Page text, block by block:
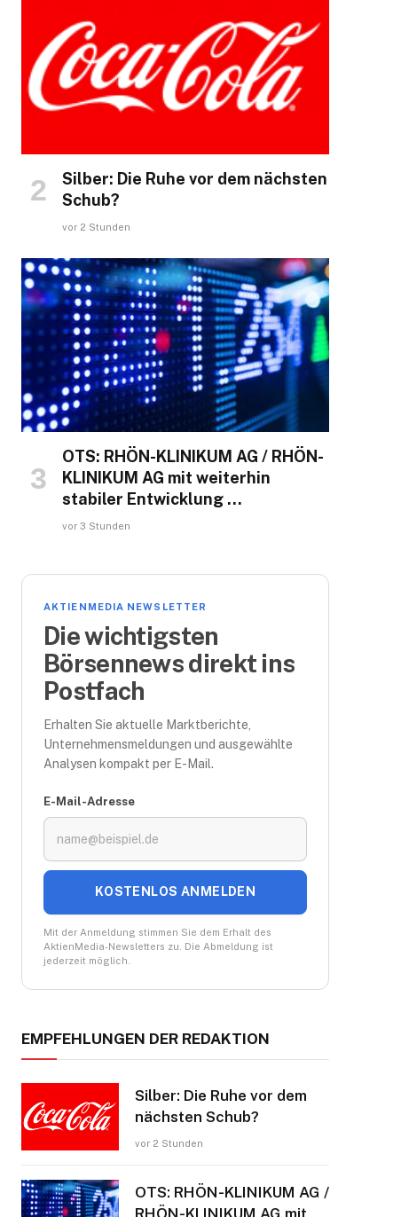
Silber: Die Ruhe vor dem nächsten
Schub?
vor 2 Stunden
OTS: RHÖN-KLINIKUM AG / RHÖN-
KLINIKUM AG mit weiterhin
stabiler Entwicklung …
vor 3 Stunden
AKTIENMEDIA NEWSLETTER
Die wichtigsten
Börsennews direkt ins
Postfach
Erhalten Sie aktuelle Marktberichte,
Unternehmensmeldungen und ausgewählte
Analysen kompakt per E-Mail.
E-Mail-Adresse
KOSTENLOS ANMELDEN
Mit der Anmeldung stimmen Sie dem Erhalt des
AktienMedia-Newsletters zu. Die Abmeldung ist
jederzeit möglich.
EMPFEHLUNGEN DER REDAKTION
Silber: Die Ruhe vor dem
nächsten Schub?
vor 2 Stunden
OTS: RHÖN-KLINIKUM AG /
RHÖN-KLINIKUM AG mit